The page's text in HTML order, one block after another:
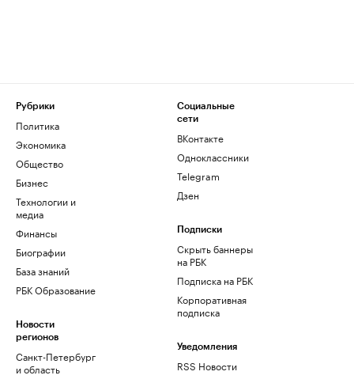
Рубрики
Политика
Экономика
Общество
Бизнес
Технологии и
медиа
Финансы
Биографии
База знаний
РБК Образование
Новости
регионов
Санкт-Петербург
и область
Социальные
сети
ВКонтакте
Одноклассники
Telegram
Дзен
Подписки
Скрыть баннеры
на РБК
Подписка на РБК
Корпоративная
подписка
Уведомления
RSS Новости